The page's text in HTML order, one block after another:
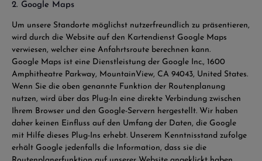
2. Google Maps
Um unsere Standorte möglichst nutzerfreundlich zu präsentieren,
wird durch die Website auf den Kartendienst Google Maps
verwiesen, welcher eine Anfahrtsroute berechnen kann.
Google Maps ist eine Dienstleistung der Google Inc., 1600
Amphitheatre Parkway, MountainView, CA 94043, United States.
Wenn Sie die oben genannte Funktion der Routenplanung
nutzen, wird über das Plug-In eine direkte Verbindung zwischen
Ihrem Browser und den Google-Servern hergestellt. Wir haben
daher keinen Einfluss auf den Umfang der Daten, die Google
mit Hilfe dieses Plug-Ins erhebt. Unserem Kenntnisstand zufolge
erhält Google jedenfalls die Information, dass sie die